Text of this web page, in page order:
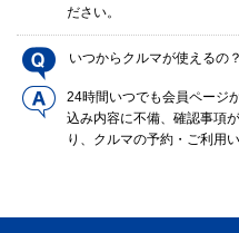
ださい。
いつからクルマが使えるの？
24時間いつでも会員ページ
込み内容に不備、確認事項
り、クルマの予約・ご利用